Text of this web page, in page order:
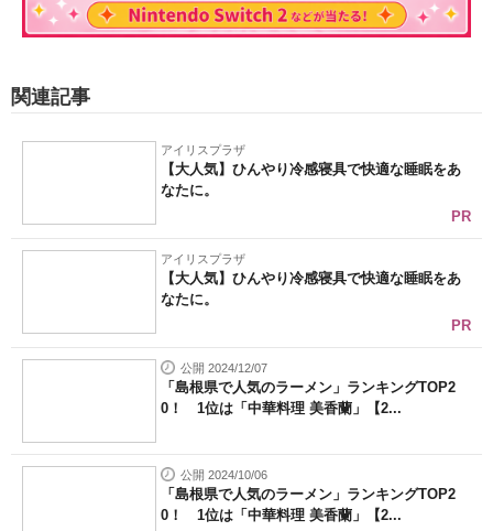
関連記事
アイリスプラザ
【大人気】ひんやり冷感寝具で快適な睡眠をあ
なたに。
PR
アイリスプラザ
【大人気】ひんやり冷感寝具で快適な睡眠をあ
なたに。
PR
公開 2024/12/07
「島根県で人気のラーメン」ランキングTOP2
0！ 1位は「中華料理 美香蘭」【2...
公開 2024/10/06
「島根県で人気のラーメン」ランキングTOP2
0！ 1位は「中華料理 美香蘭」【2...